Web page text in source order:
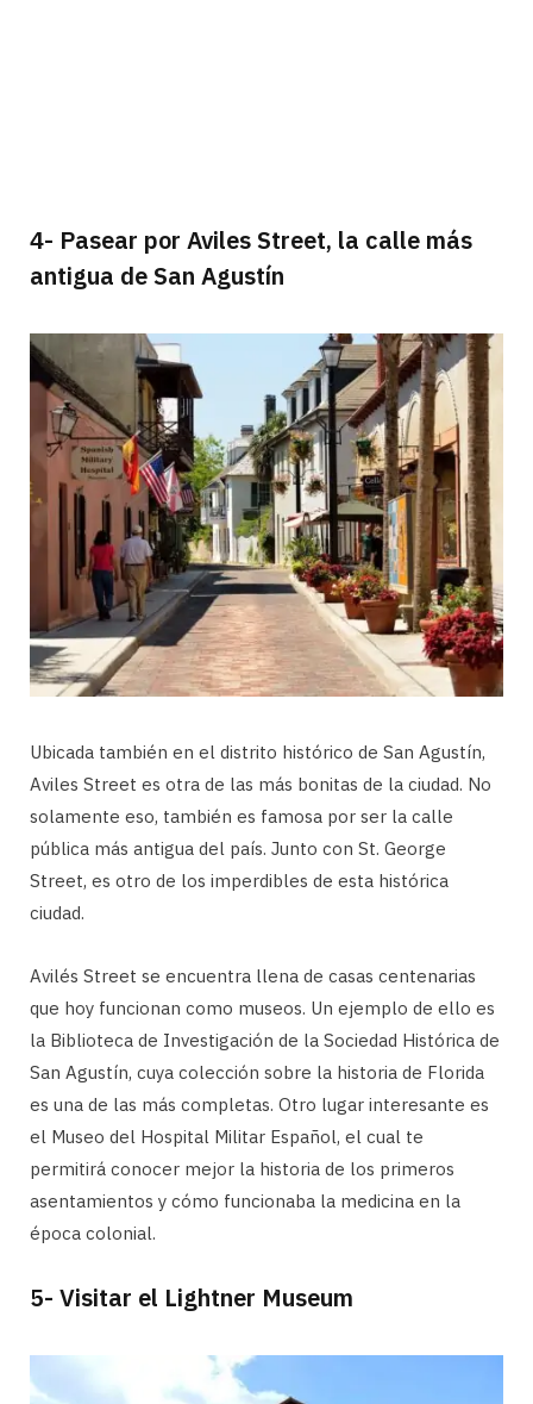
4- Pasear por Aviles Street, la calle más
antigua de San Agustín
Ubicada también en el distrito histórico de San Agustín,
Aviles Street es otra de las más bonitas de la ciudad. No
solamente eso, también es famosa por ser la calle
pública más antigua del país. Junto con St. George
Street, es otro de los imperdibles de esta histórica
ciudad.
Avilés Street se encuentra llena de casas centenarias
que hoy funcionan como museos. Un ejemplo de ello es
la Biblioteca de Investigación de la Sociedad Histórica de
San Agustín, cuya colección sobre la historia de Florida
es una de las más completas. Otro lugar interesante es
el Museo del Hospital Militar Español, el cual te
permitirá conocer mejor la historia de los primeros
asentamientos y cómo funcionaba la medicina en la
época colonial.
5- Visitar el Lightner Museum